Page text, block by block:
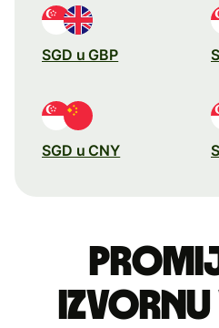
SGD u GBP
SGD u CNY